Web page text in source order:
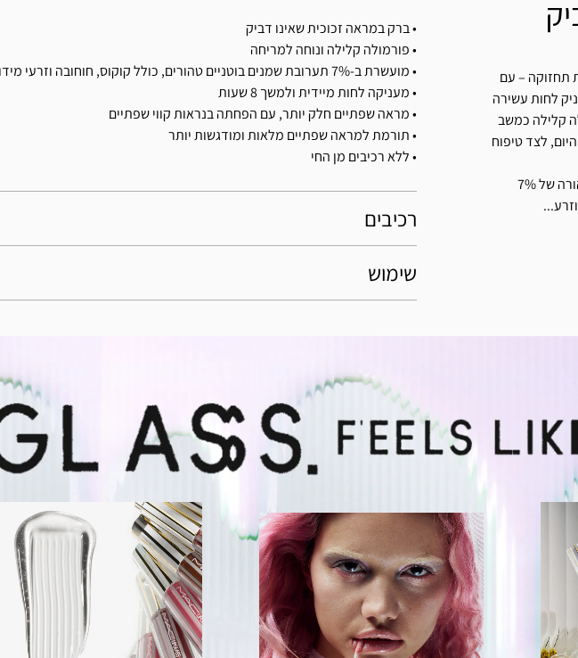
תחזוקה – עם
לחות עשירה
קלילה כמשב
לצד טיפוח
פורמולה המכילה תערובת בוטנית טהורה של 7%
• ברק במראה זכוכית שאינו דביק
• פורמולה קלילה ונוחה למריחה
• מועשרת ב-7% תערובת שמנים בוטניים טהורים, כולל קוקוס, חוחובה וזרעי מידוף
• מעניקה לחות מיידית ולמשך 8 שעות
• מראה שפתיים חלק יותר, עם הפחתה בנראות קווי שפתיים
• תורמת למראה שפתיים מלאות ומודגשות יותר
• ללא רכיבים מן החי
רכיבים
שימוש